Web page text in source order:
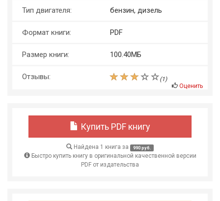
Тип двигателя: бензин, дизель
Формат книги: PDF
Размер книги: 100.40МБ
Отзывы: (1)
Оценить
Купить PDF книгу
Найдена 1 книга за 990 руб.
Быстро купить книгу в оригинальной качественной версии
PDF от издательства